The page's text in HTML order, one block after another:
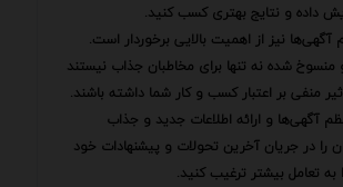
داده و نتایج بهتری کسب کنید.
آگهی‌ها نیز از اهمیت بالایی برخوردار است.
منسوخ شده نه تنها برای مخاطبان جذاب نیستند
منفی بر اعتبار کسب و کار شما داشته باشند.
آگهی‌ها و ارائه اطلاعات جدید و جذاب
را در جریان آخرین تحولات و پیشنهادات خود
به تعامل بیشتر ترغیب کنید.